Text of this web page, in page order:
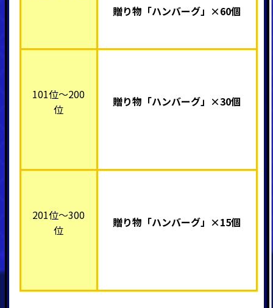
贈り物「ハンバーグ」×60個
101位～200
位
贈り物「ハンバーグ」×30個
201位～300
位
贈り物「ハンバーグ」×15個